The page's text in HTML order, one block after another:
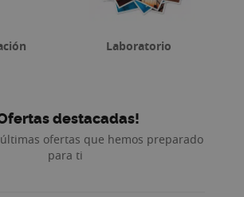
Laboratorio
destacadas!
ofertas que hemos preparado
para ti